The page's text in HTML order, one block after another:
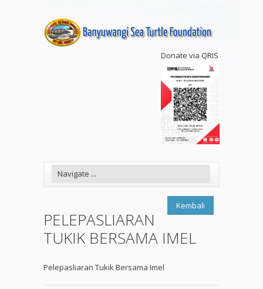
Donate via QRIS
Kembali
PELEPASLIARAN
TUKIK BERSAMA IMEL
Pelepasliaran Tukik Bersama Imel